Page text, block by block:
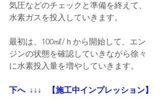
気圧などのチェックと準備を終えて、
水素ガスを投入していきます。
最初は、100㎖/ｈから開始して、エン
ジンの状態を確認していきながら徐々
に水素投入量を増やしていきます。
下へ  ↓↓↓   【施工中インプレッション】